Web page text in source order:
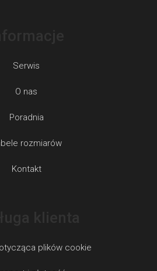
Serwis
O nas
Poradnia
rozmiarów
Kontakt
plików cookie